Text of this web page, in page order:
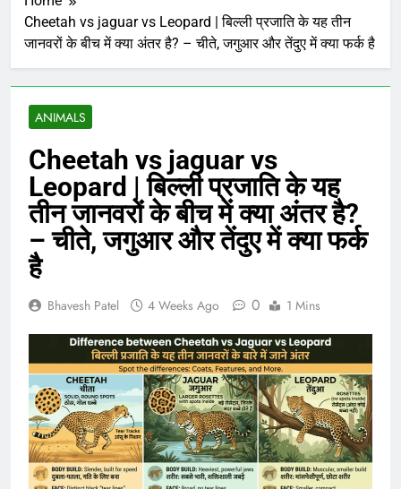
Cheetah vs jaguar vs Leopard | बिल्ली प्रजाति के यह तीन
जानवरों के बीच में क्या अंतर है? – चीते, जगुआर और तेंदुए में क्या फर्क है
ANIMALS
Cheetah vs jaguar vs
Leopard | बिल्ली प्रजाति के यह
तीन जानवरों के बीच में क्या अंतर है?
– चीते, जगुआर और तेंदुए में क्या फर्क
है
Bhavesh Patel 4 Weeks Ago 0 1 Mins